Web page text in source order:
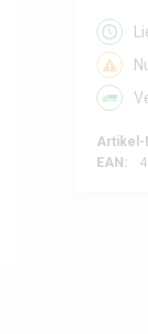
Artikel-
EAN: